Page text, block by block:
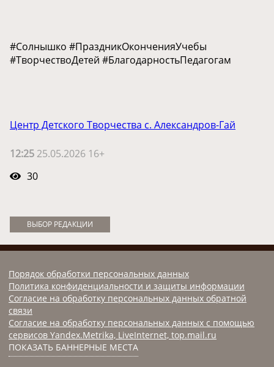
#Солнышко #ПраздникОконченияУчебы
#ТворчествоДетей #БлагодарностьПедагогам
Центр Детского Творчества с. Александров-Гай
12:25 25.05.2026 16+
30
ВЫБОР РЕДАКЦИИ
Порядок обработки персональных данных
Политика конфиденциальности и защиты информации
Согласие на обработку персональных данных обратной
связи
Согласие на обработку персональных данных с помощью
сервисов Yandex.Metrika, LiveInternet, top.mail.ru
ПОКАЗАТЬ БАННЕРНЫЕ МЕСТА